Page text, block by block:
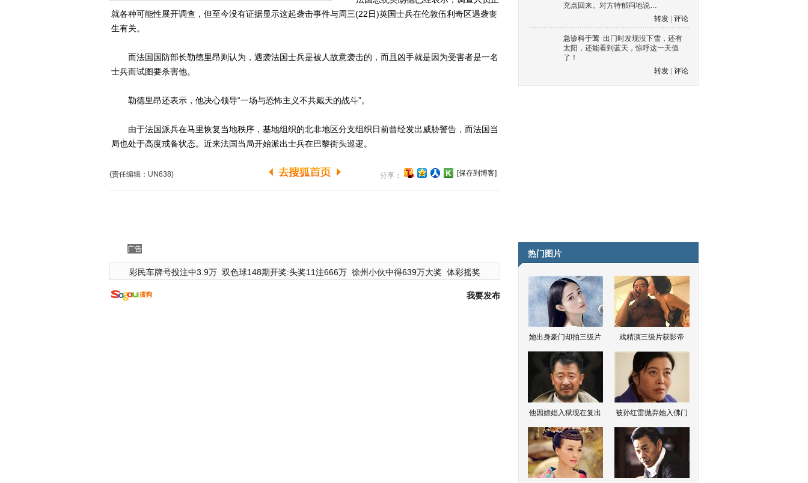
就各种可能性展开调查，但至今没有证据显示这起袭击事件与周三(22日)英国士兵在伦敦伍利奇区遇袭丧
生有关。
而法国国防部长勒德里昂则认为，遇袭法国士兵是被人故意袭击的，而且凶手就是因为受害者是一名
士兵而试图要杀害他。
勒德里昂还表示，他决心领导“一场与恐怖主义不共戴天的战斗”。
由于法国派兵在马里恢复当地秩序，基地组织的北非地区分支组织日前曾经发出威胁警告，而法国当
局也处于高度戒备状态。近来法国当局开始派出士兵在巴黎街头巡逻。
(责任编辑：UN638) 分享： [保存到博客]
广告
彩民车牌号投注中3.9万 双色球148期开奖:头奖11注666万 徐州小伙中得639万大奖 体彩摇奖
我要发布
充点回来。对方特郁闷地说…
转发
评论
急诊科于莺 出门时发现没下雪，还有
太阳，还能看到蓝天，惊呼这一天值
了！
转发
评论
热门图片
她出身豪门却拍三级片 戏精演三级片获影帝
他因嫖娼入狱现在复出 被孙红雷抛弃她入佛门